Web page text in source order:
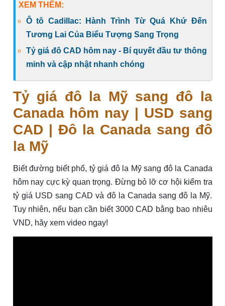
XEM THÊM:
Ô tô Cadillac: Hành Trình Từ Quá Khứ Đến
Tương Lai Của Biểu Tượng Sang Trọng
Tỷ giá đô CAD hôm nay - Bí quyết đầu tư thông
minh và cập nhật nhanh chóng
Tỷ giá đô la Mỹ sang đô la
Canada hôm nay | USD sang
CAD | Đô la Canada sang đô
la Mỹ
Biết đường biết phố, tỷ giá đô la Mỹ sang đô la Canada
hôm nay cực kỳ quan trọng. Đừng bỏ lỡ cơ hội kiểm tra
tỷ giá USD sang CAD và đô la Canada sang đô la Mỹ.
Tuy nhiên, nếu bạn cần biết 3000 CAD bằng bao nhiêu
VND, hãy xem video ngay!